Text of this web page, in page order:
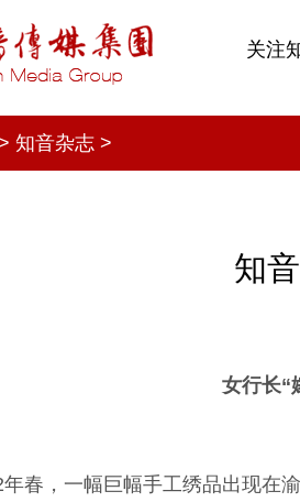
关注
知音杂志 >
知
女行长“
，一幅巨幅手工绣品出现在渝